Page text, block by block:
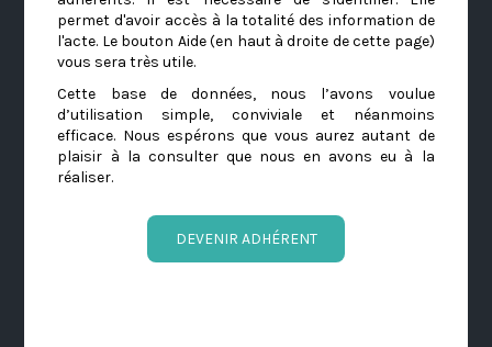
permet d'avoir accès à la totalité des information de
l'acte. Le bouton Aide (en haut à droite de cette page)
vous sera très utile.
Cette base de données, nous l’avons voulue
d’utilisation simple, conviviale et néanmoins
efficace. Nous espérons que vous aurez autant de
plaisir à la consulter que nous en avons eu à la
réaliser.
DEVENIR ADHÉRENT